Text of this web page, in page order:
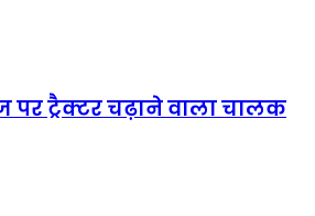
ट्रैक्टर चढ़ाने वाला चालक